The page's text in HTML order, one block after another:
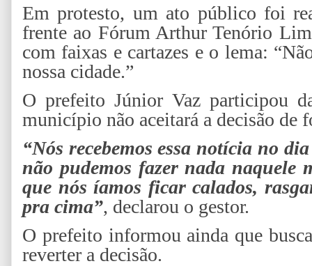
Em protesto, um ato público foi
frente ao Fórum Arthur Tenório
com faixas e cartazes e o lema:
nossa cidade.”
O prefeito Júnior Vaz participou
município não aceitará a decisão de
“Nós recebemos essa notícia no
não pudemos fazer nada naquele
que nós íamos ficar calados,
pra cima”, declarou o gestor.
O prefeito informou ainda que
reverter a decisão.